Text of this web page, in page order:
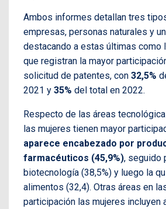
Ambos informes detallan tres
empresas, personas naturales y
destacando a estas últimas como
que registran la mayor
solicitud de patentes, con 32,5%
2021 y 35% del total en 2022.
Respecto de las áreas
las mujeres tienen mayor
aparece encabezado por
farmacéuticos (45,9%), seguido
biotecnología (38,5%) y luego la
alimentos (32,4). Otras áreas en
participación las mujeres incluyen